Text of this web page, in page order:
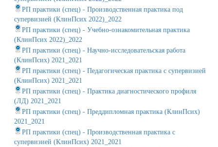
РП практики (спец) - Производственная практика под
супервизией (КлинПсих 2022)_2022
РП практики (спец) - Учебно-ознакомительная практика
(КлинПсих 2022)_2022
РП практики (спец) - Научно-исследовательская работа
(КлинПсих) 2021_2021
РП практики (спец) - Педагогическая практика с супервизией
(КлинПсих) 2021_2021
РП практики (спец) - Практика диагностического профиля
(ЛД) 2021_2021
РП практики (спец) - Преддипломная практика (КлинПсих)
2021_2021
РП практики (спец) - Производственная практика с
супервизией (КлинПсих) 2021_2021